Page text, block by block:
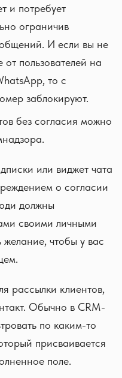
и потребует
ограничив
И если вы не
пользователей на
то с
заблокируют.
без согласия можно
или виджет чата
о согласии
должны
своими личными
чтобы у вас
рассылки клиентов,
Обычно в CRM-
по каким-то
присваивается
поле.